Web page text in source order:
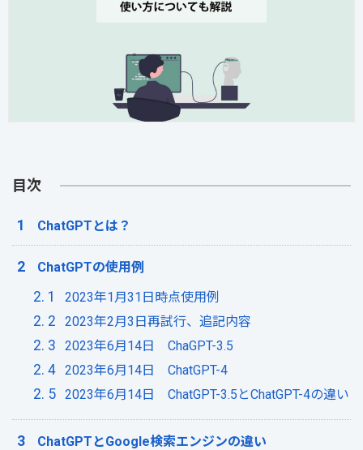
目次
ChatGPTとは？
ChatGPTの使用例
2023年1月31日時点使用例
2023年2月3日再試行、追記内容
2023年6月14日 ChaGPT-3.5
2023年6月14日 ChatGPT-4
2023年6月14日 ChatGPT-3.5とChatGPT-4の違い
ChatGPTとGoogle検索エンジンの違い